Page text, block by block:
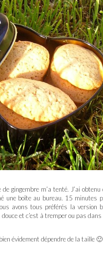
gingembre m’a tenté. J’ai
une boîte au bureau. 15
avons tous préférés la version
et c’est à tremper ou pas
évidement dépendre de la taille 🙂